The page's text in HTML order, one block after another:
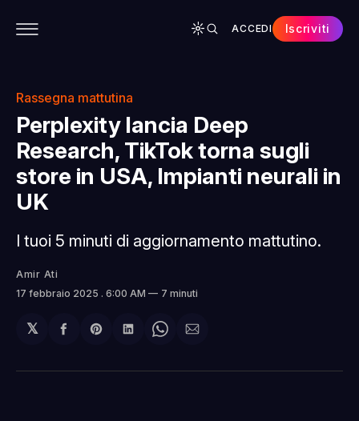
ACCEDI Iscriviti
Rassegna mattutina
Perplexity lancia Deep
Research, TikTok torna sugli
store in USA, Impianti neurali in
UK
I tuoi 5 minuti di aggiornamento mattutino.
Amir Ati
17 febbraio 2025 . 6:00 AM 7 minuti
𝕏
Condividi
Facebook
Share
Pinterest
Condividi
LinkedIn
Share
WhatsApp
Condividi
email